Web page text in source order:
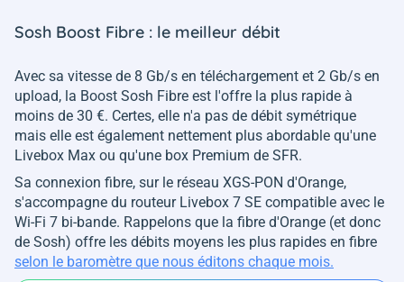
Sosh Boost Fibre : le meilleur débit
Avec sa vitesse de 8 Gb/s en téléchargement et 2 Gb/s en
upload, la Boost Sosh Fibre est l'offre la plus rapide à
moins de 30 €. Certes, elle n'a pas de débit symétrique
mais elle est également nettement plus abordable qu'une
Livebox Max ou qu'une box Premium de SFR.
Sa connexion fibre, sur le réseau XGS-PON d'Orange,
s'accompagne du routeur Livebox 7 SE compatible avec le
Wi-Fi 7 bi-bande. Rappelons que la fibre d'Orange (et donc
de Sosh) offre les débits moyens les plus rapides en fibre
selon le baromètre que nous éditons chaque mois.